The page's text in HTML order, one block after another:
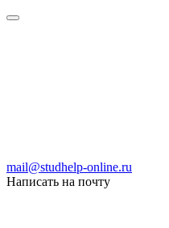
mail@studhelp-online.ru
Написать на почту